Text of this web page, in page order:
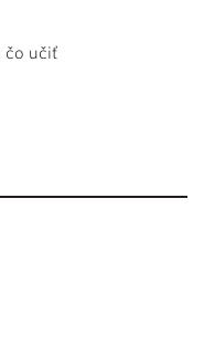
čo učiť